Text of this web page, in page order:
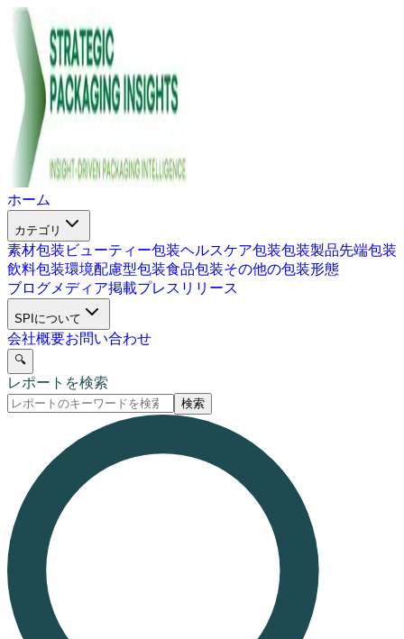
ホーム
カテゴリ
素材包装 ビューティー包装ヘルスケア包装包装製品先端包装
飲料包装環境配慮型包装食品包装その他の包装形態
ブログメディア掲載プレスリリース
SPIについて
会社概要お問い合わせ
🔍
レポートを検索
検索